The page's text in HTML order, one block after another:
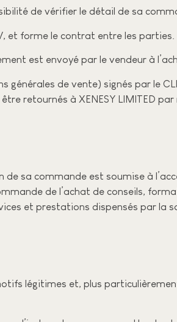
de vérifier le détail de sa
et forme le contrat entre les parties.
est envoyé par le vendeur à
de vente) signés par le
retournés à XENESY LIMITED
sa commande est soumise à
de l’achat de conseils,
et prestations dispensés par la
légitimes et, plus